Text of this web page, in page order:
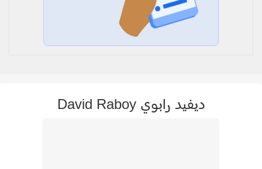
ديفيد رابوي David Raboy